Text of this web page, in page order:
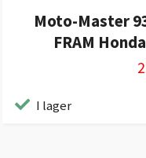
Moto-Master
FRAM
I lager